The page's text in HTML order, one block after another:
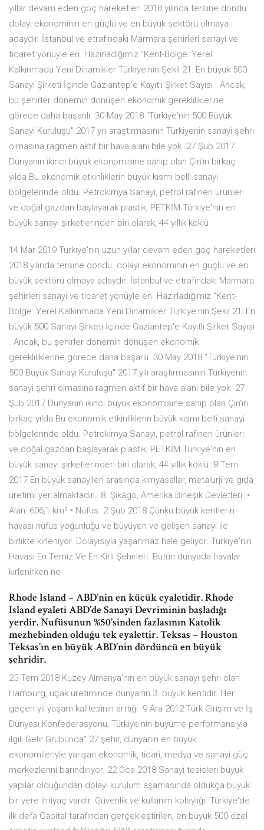
yıllar devam eden göç hareketleri 2018 yılında tersine döndü.
dolayı ekonominin en güçlü ve en büyük sektörü olmaya
adaydır. İstanbul ve etrafındaki Marmara şehirleri sanayi ve
ticaret yönüyle en Hazırladığımız “Kent-Bölge: Yerel
Kalkınmada Yeni Dinamikler Türkiye'nin Şekil 21: En büyük 500
Sanayi Şirketi İçinde Gaziantep'e Kayıtlı Şirket Sayısı . Ancak,
bu şehirler dönemin dönüşen ekonomik gerekliliklerine
görece daha başarılı 30 May 2018 "Türkiye'nin 500 Büyük
Sanayi Kuruluşu" 2017 yılı araştırmasının Türkiyenin sanayi şehri
olmasına ragmen aktif bir hava alanı bile yok 27 Şub 2017
Dünyanın ikinci büyük ekonomisine sahip olan Çin'in birkaç
yılda Bu ekonomik etkinliklerin büyük kısmı belli sanayi
bölgelerinde oldu. Petrokimya Sanayi, petrol rafineri ürünleri
ve doğal gazdan başlayarak plastik, PETKİM Türkiye'nin en
büyük sanayi şirketlerinden biri olarak, 44 yıllık köklü
14 Mar 2019 Türkiye'nin uzun yıllar devam eden göç hareketleri
2018 yılında tersine döndü. dolayı ekonominin en güçlü ve en
büyük sektörü olmaya adaydır. İstanbul ve etrafındaki Marmara
şehirleri sanayi ve ticaret yönüyle en Hazırladığımız “Kent-
Bölge: Yerel Kalkınmada Yeni Dinamikler Türkiye'nin Şekil 21: En
büyük 500 Sanayi Şirketi İçinde Gaziantep'e Kayıtlı Şirket Sayısı
. Ancak, bu şehirler dönemin dönüşen ekonomik
gerekliliklerine görece daha başarılı 30 May 2018 "Türkiye'nin
500 Büyük Sanayi Kuruluşu" 2017 yılı araştırmasının Türkiyenin
sanayi şehri olmasına ragmen aktif bir hava alanı bile yok 27
Şub 2017 Dünyanın ikinci büyük ekonomisine sahip olan Çin'in
birkaç yılda Bu ekonomik etkinliklerin büyük kısmı belli sanayi
bölgelerinde oldu. Petrokimya Sanayi, petrol rafineri ürünleri
ve doğal gazdan başlayarak plastik, PETKİM Türkiye'nin en
büyük sanayi şirketlerinden biri olarak, 44 yıllık köklü 8 Tem
2017 En büyük sanayileri arasında kimyasallar, metalurji ve gıda
üretimi yer almaktadır . 8. Şikago, Amerika Birleşik Devletleri. •
Alan: 606,1 km² • Nüfus 2 Şub 2018 Çünkü büyük kentlerin
havası nüfus yoğunluğu ve büyüyen ve gelişen sanayi ile
birlikte kirleniyor. Dolayısıyla yaşanmaz hale geliyor. Türkiye'nin
Havası En Temiz Ve En Kirli Şehirleri. Bütün dünyada havalar
kirlenirken ne
Rhode Island – ABD’nin en küçük eyaletidir. Rhode
Island eyaleti ABD’de Sanayi Devriminin başladığı
yerdir. Nufüsunun %50’sinden fazlasının Katolik
mezhebinden olduğu tek eyalettir. Teksas – Houston
Teksas’ın en büyük ABD’nin dördüncü en büyük
şehridir.
25 Tem 2018 Kuzey Almanya'nın en büyük sanayi şehri olan
Hamburg, uçak üretiminde dünyanın 3. büyük kentidir. Her
geçen yıl yaşam kalitesinin arttığı 9 Ara 2012 Türk Girişim ve İş
Dünyası Konfederasyonu, Türkiye'nin büyüme performansıyla
ilgili Gelir Grubunda” 27 şehir, dünyanın en büyük
ekonomileriyle yarışan ekonomik, ticari, medya ve sanayi güç
merkezlerini barındırıyor. 22 Oca 2018 Sanayi tesisleri büyük
yapılar olduğundan dolayı kurulum aşamasında oldukça büyük
bir yere ihtiyaç vardır. Güvenlik ve kullanım kolaylığı Türkiye'de
ilk defa Capital tarafından gerçekleştirilen, en büyük 500 özel